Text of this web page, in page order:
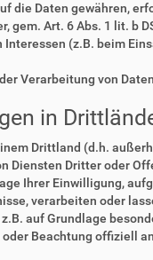
die Daten gewähren,
gem. Art. 6 Abs. 1 lit. b
(z.B. beim
Verarbeitung von
in
Drittland (d.h.
Diensten Dritter oder
Ihrer Einwilligung,
verarbeiten oder
auf Grundlage
oder Beachtung offiziell